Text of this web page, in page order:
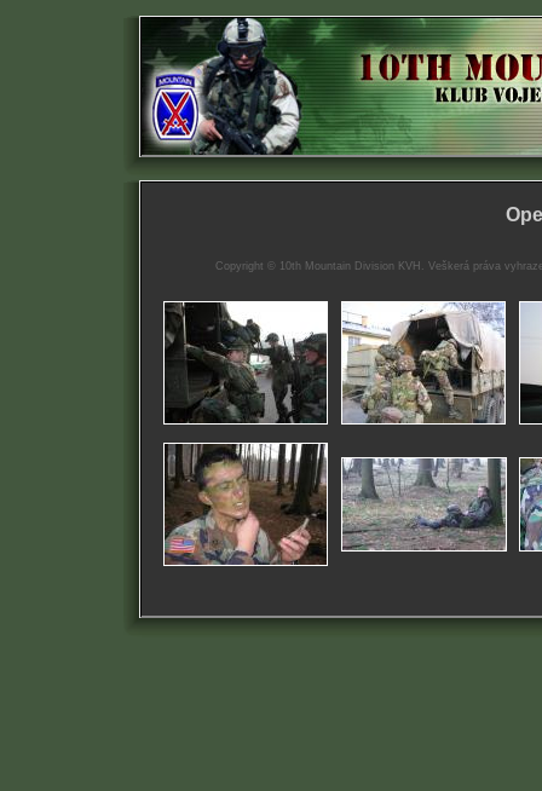
Copyright © 10th Mountain Division KVH. Veškerá práva